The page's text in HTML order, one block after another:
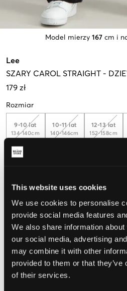
This website uses cookies
We use cookies to personalise
provide social media features
We also share information
our social media, advertising
may combine it with other
provided to them or that
of their services.
Model mierzy 167 cm i
Lee
SZARY CAROL STRAIGHT -
179 zł
Rozmiar
9-10 lat
134-140cm
10-11 lat
140-146cm
12-13 lat
152-158cm
WYBIERZ SWÓJ
Darmowa dostawa od 199 zł
60 dni na zwrot